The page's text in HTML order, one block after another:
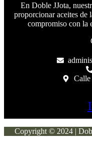
En Doble JJota,
proporcionar aceites de
compromiso con la
Copyright © 2024 |